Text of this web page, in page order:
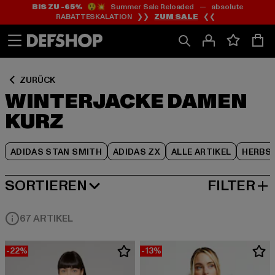
Zum
Inhalt
springen
Zum
Fußzeile
springen
BIS ZU -65%😲💥 Summer Sale Reloaded — absolute
RABATTESKALATION ❯❯ ZUM SALE ❮❮
ZURÜCK
WINTERJACKE DAMEN
KURZ
ADIDAS STAN SMITH ADIDAS ZX ALLE ARTIKEL
Zum
Produktraster
springen
SORTIEREN
BELIEBTESTE FILTER
67 ARTIKEL
-22% -13%